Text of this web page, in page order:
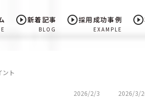
play_circle_outline新着記事
BLOG
play_circle_outline採用成功事例
EXAMPLE
play_circle_outline
ント
2026/2/3
2026/3/